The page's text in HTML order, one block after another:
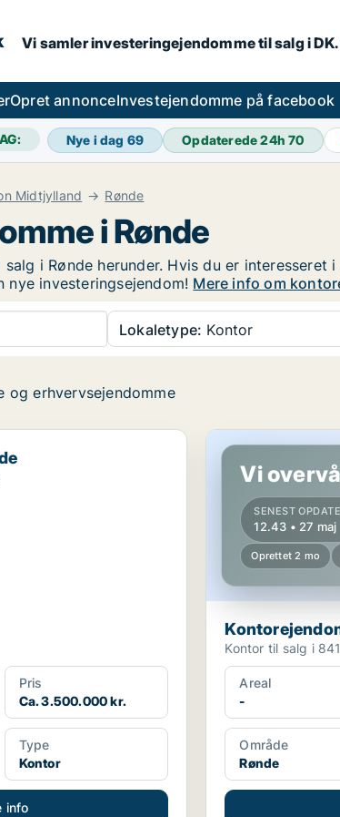
Vi samler investeringejendomme til salg i
Opret annonceInvestejendomme på facebook
Nye i dag 69 Opdaterede 24h70
Midtjylland Rønde
i Rønde
i Rønde herunder. Hvis du er
investeringsejendom! Mere info om
Lokaletype: Kontor
og erhvervsejendomme
Pris
Ca. 3.500.000 kr.
Type
Kontor
info
Kontorejendom i
Vi
SENEST
12.43 • 27 maj
Oprettet 2 mo
Kontor til salg i
Areal
-
Område
Rønde